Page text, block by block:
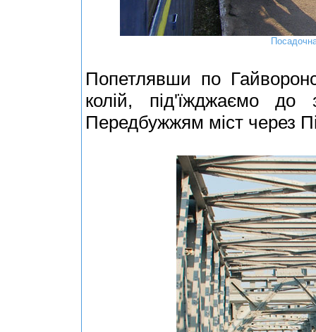
Попетлявши по
колій, під'їжджаємо
Передбужжям міст через